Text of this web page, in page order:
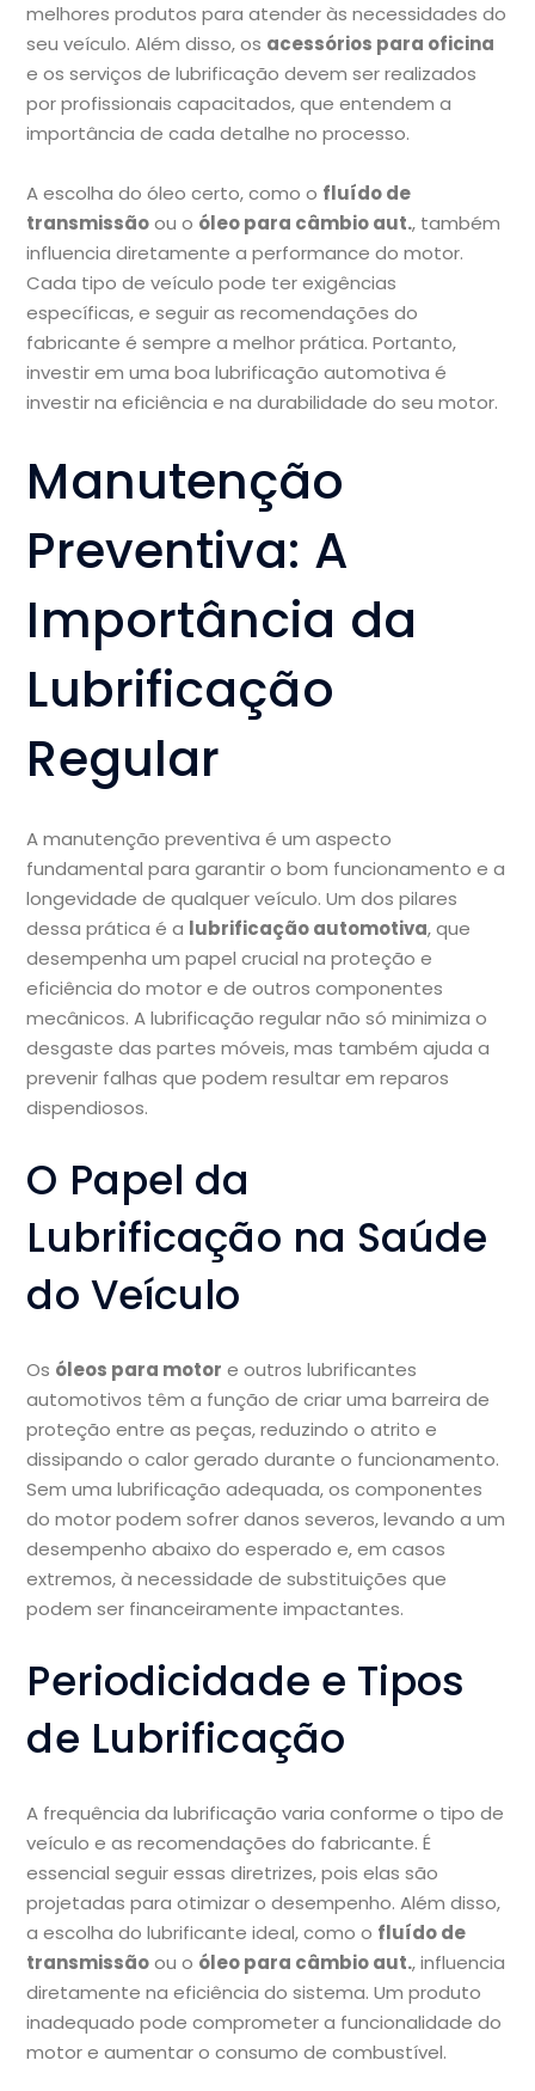
melhores produtos para atender às necessidades do
seu veículo. Além disso, os acessórios para oficina
e os serviços de lubrificação devem ser realizados
por profissionais capacitados, que entendem a
importância de cada detalhe no processo.
A escolha do óleo certo, como o fluído de
transmissãoou o óleo para câmbio aut., também
influencia diretamente a performance do motor.
Cada tipo de veículo pode ter exigências
específicas, e seguir as recomendações do
fabricante é sempre a melhor prática. Portanto,
investir em uma boa lubrificação automotiva é
investir na eficiência e na durabilidade do seu motor.
Manutenção
Preventiva: A
Importância da
Lubrificação
Regular
A manutenção preventiva é um aspecto
fundamental para garantir o bom funcionamento e a
longevidade de qualquer veículo. Um dos pilares
dessa prática é a lubrificação automotiva, que
desempenha um papel crucial na proteção e
eficiência do motor e de outros componentes
mecânicos. A lubrificação regular não só minimiza o
desgaste das partes móveis, mas também ajuda a
prevenir falhas que podem resultar em reparos
dispendiosos.
O Papel da
Lubrificação na Saúde
do Veículo
Os óleos para motor e outros lubrificantes
automotivos têm a função de criar uma barreira de
proteção entre as peças, reduzindo o atrito e
dissipando o calor gerado durante o funcionamento.
Sem uma lubrificação adequada, os componentes
do motor podem sofrer danos severos, levando a um
desempenho abaixo do esperado e, em casos
extremos, à necessidade de substituições que
podem ser financeiramente impactantes.
Periodicidade e Tipos
de Lubrificação
A frequência da lubrificação varia conforme o tipo de
veículo e as recomendações do fabricante. É
essencial seguir essas diretrizes, pois elas são
projetadas para otimizar o desempenho. Além disso,
a escolha do lubrificante ideal, como o fluído de
transmissãoou o óleo para câmbio aut., influencia
diretamente na eficiência do sistema. Um produto
inadequado pode comprometer a funcionalidade do
motor e aumentar o consumo de combustível.